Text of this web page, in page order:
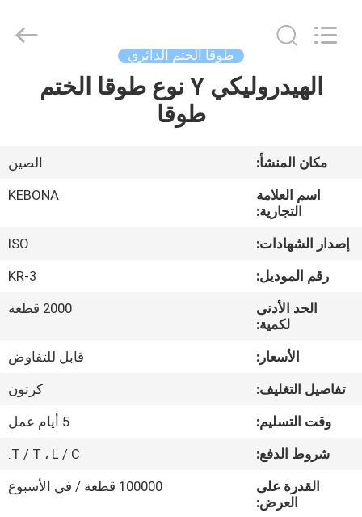
مسكن
معلومات
جولة
مراقبة
الجودة
اتصل
طوقا الختم الدائري
الهيدروليكي Y نوع طوقا الختم
طوقا
مكان المنشأ:
الصين
اسم العلامة
التجارية:
KEBONA
إصدار الشهادات:
ISO
رقم الموديل:
KR-3
الحد الأدنى
لكمية:
2000 قطعة
الأسعار:
قابل للتفاوض
تفاصيل التغليف:
كرتون
وقت التسليم:
5 أيام عمل
شروط الدفع:
T / T ، L / C.
القدرة على
العرض:
100000 قطعة / في الأسبوع